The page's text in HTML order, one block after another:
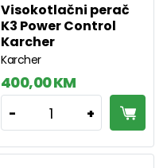
Visokotlačni perač
K3 Power Control
Karcher
Karcher
400,00 KM
- 1 +